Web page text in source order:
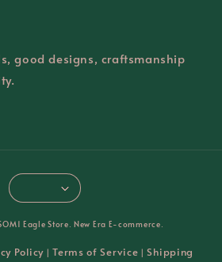
good designs, craftsmanship
Eagle Store. New Era E-commerce.
Policy |Terms of Service |Shipping